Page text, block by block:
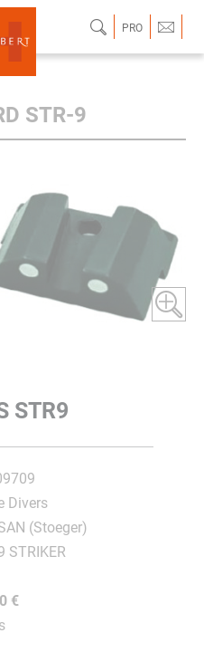
PRO
STR-9
STR9
Divers
(Stoeger)
STRIKER
€